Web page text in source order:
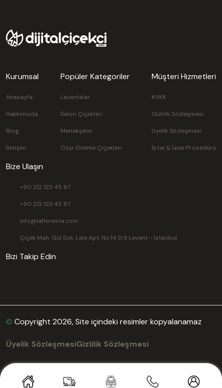
Kurumsal
Anasayfa
Hakkımızda
Blog
İletişim
Popüler Kategoriler
Lavantalar
Salon Çiçekleri
Menekşeler
Özür Dileme Çiçekleri
Müşteri Hizmetleri
KVKK
Gizlilik Sözleşmesi
Üyelik Sözleşmesi
İptal & İade Prosedürü
Bize Ulaşın
+90 212 123 45 67
+90 212 123 45 67
info@lafloresta.com
Çiçek Mah. Gül Sok. Lale Apt. No:14 D:9 Levent - İstanbul
Bizi Takip Edin
© Copyright 2026, Site içindeki resimler kopyalanamaz
Üyelik SözleşmesiGizlilik Sözleşmesi